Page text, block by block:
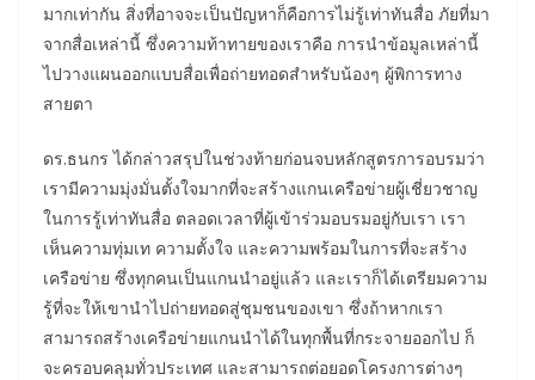
มากเท่ากัน สิ่งที่อาจจะเป็นปัญหาก็คือการไม่รู้เท่าทันสื่อ ภัยที่มา
จากสื่อเหล่านี้ ซึ่งความท้าทายของเราคือ การนำข้อมูลเหล่านี้
ไปวางแผนออกแบบสื่อเพื่อถ่ายทอดสำหรับน้องๆ ผู้พิการทาง
สายตา
ดร.ธนกร ได้กล่าวสรุปในช่วงท้ายก่อนจบหลักสูตรการอบรมว่า
เรามีความมุ่งมั่นตั้งใจมากที่จะสร้างแกนเครือข่ายผู้เชี่ยวชาญ
ในการรู้เท่าทันสื่อ ตลอดเวลาที่ผู้เข้าร่วมอบรมอยู่กับเรา เรา
เห็นความทุ่มเท ความตั้งใจ และความพร้อมในการที่จะสร้าง
เครือข่าย ซึ่งทุกคนเป็นแกนนำอยู่แล้ว และเราก็ได้เตรียมความ
รู้ที่จะให้เขานำไปถ่ายทอดสู่ชุมชนของเขา ซึ่งถ้าหากเรา
สามารถสร้างเครือข่ายแกนนำได้ในทุกพื้นที่กระจายออกไป ก็
จะครอบคลุมทั่วประเทศ และสามารถต่อยอดโครงการต่างๆ